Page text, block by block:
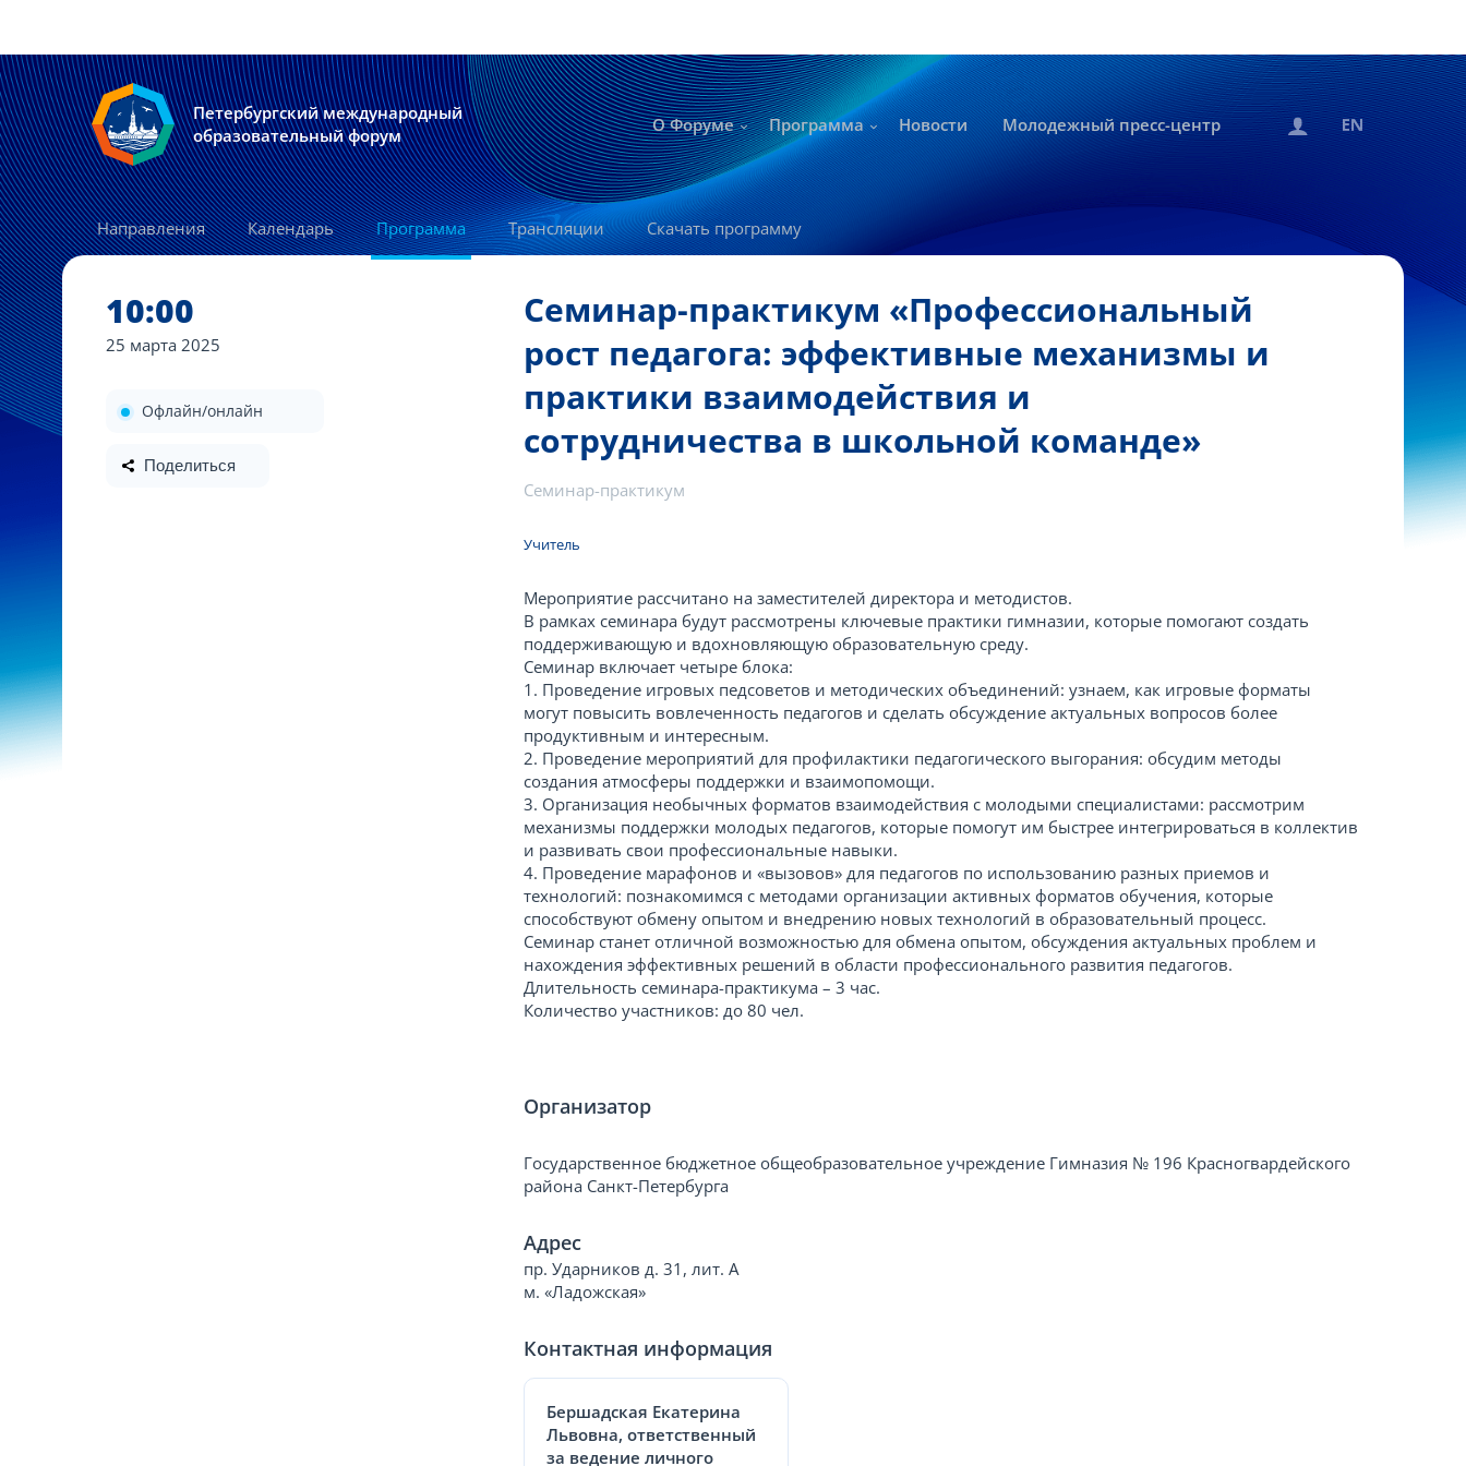
Петербургский международный
образовательный форум
О Форуме Программа Новости Молодежный пресс-центр
Направления Календарь Программа Трансляции Скачать программу
10:00
25 марта 2025
Офлайн/онлайн
Поделиться
Семинар-практикум «Профессиональный
рост педагога: эффективные механизмы и
практики взаимодействия и
сотрудничества в школьной команде»
Семинар-практикум
Учитель
Мероприятие рассчитано на заместителей директора и методистов.
В рамках семинара будут рассмотрены ключевые практики гимназии, которые помогают создать
поддерживающую и вдохновляющую образовательную среду.
Семинар включает четыре блока:
1. Проведение игровых педсоветов и методических объединений: узнаем, как игровые форматы
могут повысить вовлеченность педагогов и сделать обсуждение актуальных вопросов более
продуктивным и интересным.
2. Проведение мероприятий для профилактики педагогического выгорания: обсудим методы
создания атмосферы поддержки и взаимопомощи.
3. Организация необычных форматов взаимодействия с молодыми специалистами: рассмотрим
механизмы поддержки молодых педагогов, которые помогут им быстрее интегрироваться в коллектив
и развивать свои профессиональные навыки.
4. Проведение марафонов и «вызовов» для педагогов по использованию разных приемов и
технологий: познакомимся с методами организации активных форматов обучения, которые
способствуют обмену опытом и внедрению новых технологий в образовательный процесс.
Семинар станет отличной возможностью для обмена опытом, обсуждения актуальных проблем и
нахождения эффективных решений в области профессионального развития педагогов.
Длительность семинара-практикума – 3 час.
Количество участников: до 80 чел.
Организатор
Государственное бюджетное общеобразовательное учреждение Гимназия № 196 Красногвардейского
района Санкт-Петербурга
Адрес
пр. Ударников д. 31, лит. А
м. «Ладожская»
Контактная информация
Бершадская Екатерина
Львовна, ответственный
за ведение личного